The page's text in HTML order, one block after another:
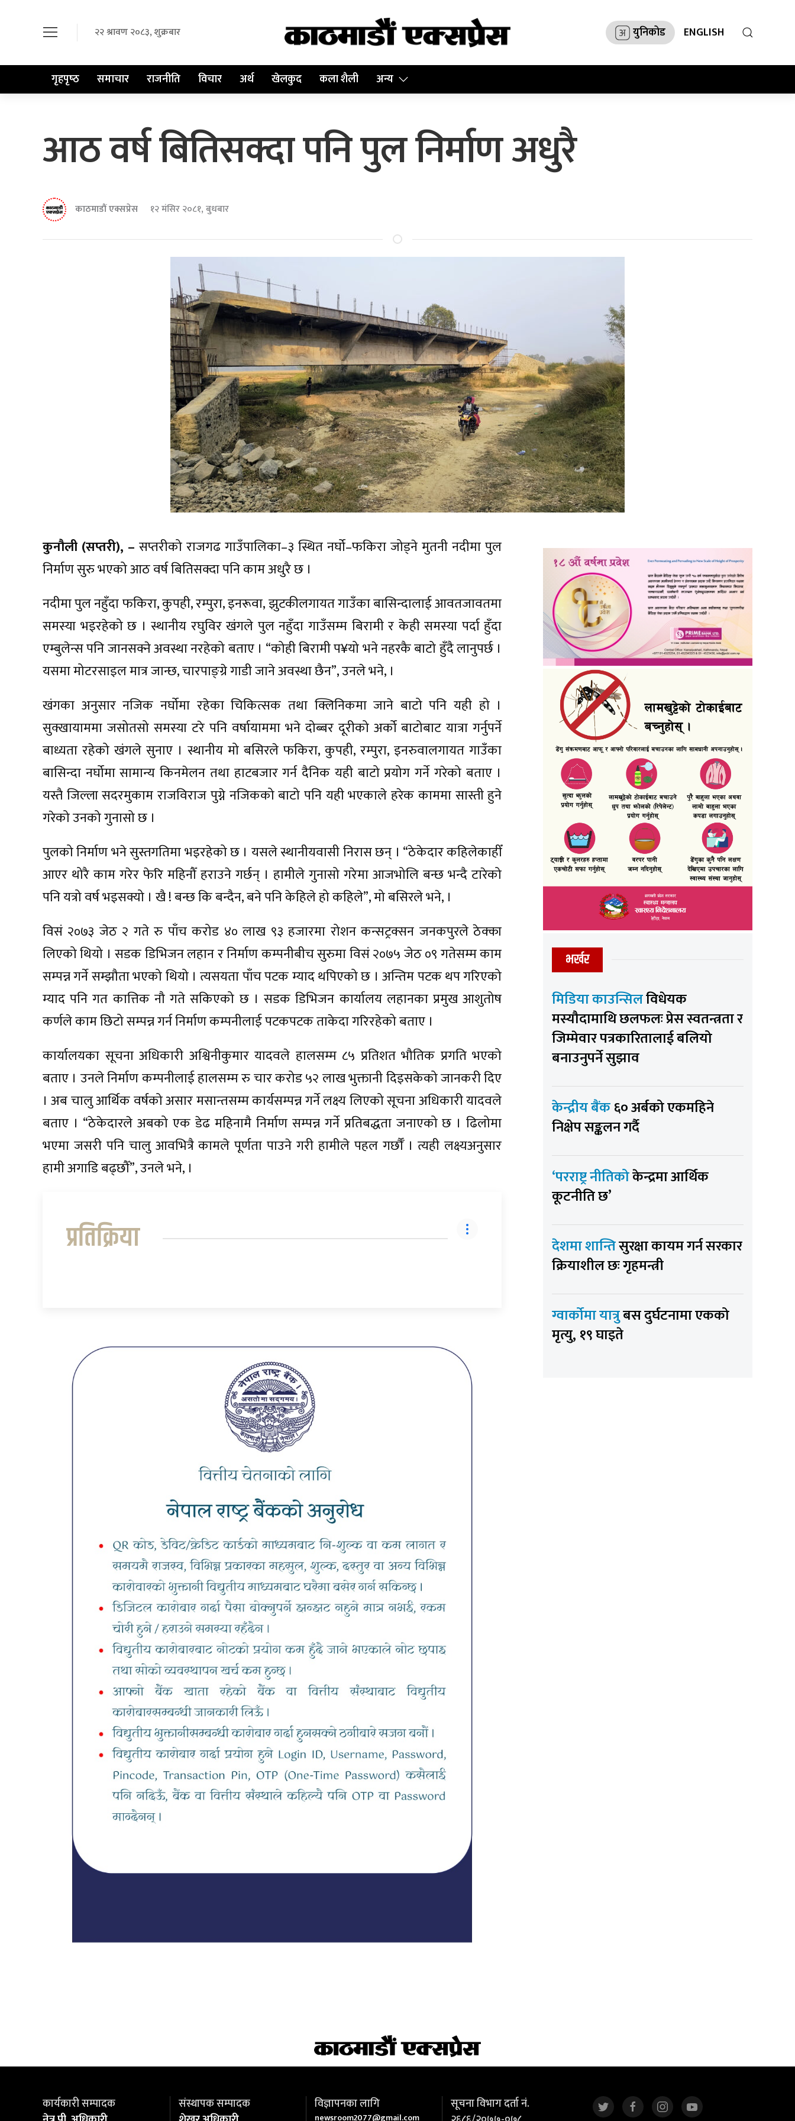
२२ श्रावण २०८३, शुक्रबार युनिकोड ENGLISH
गृहपृष्‍ठ समाचार राजनीति विचार अर्थ खेलकुद कला शैली अन्य
आठ वर्ष बितिसक्दा पनि पुल निर्माण अधुरै
काठमाडौं एक्सप्रेस १२ मंसिर २०८१, बुधबार
कुनौली (सप्तरी), –सप्तरीको राजगढ गाउँपालिका–३ स्थित नर्घो–फकिरा जोड्ने मुतनी नदीमा पुल
निर्माण सुरु भएको आठ वर्ष बितिसक्दा पनि काम अधुरै छ ।
नदीमा पुल नहुँदा फकिरा, कुपही, रम्पुरा, इनरूवा, झुटकीलगायत गाउँका बासिन्दालाई आवतजावतमा
समस्या भइरहेको छ । स्थानीय रघुविर खंगले पुल नहुँदा गाउँसम्म बिरामी र केही समस्या पर्दा हुँदा
एम्बुलेन्स पनि जानसक्ने अवस्था नरहेको बताए । “कोही बिरामी प¥यो भने नहरकै बाटो हुँदै लानुपर्छ ।
यसमा मोटरसाइल मात्र जान्छ, चारपाङ्ग्रे गाडी जाने अवस्था छैन”, उनले भने, ।
खंगका अनुसार नजिक नर्घोमा रहेका चिकित्सक तथा क्लिनिकमा जाने बाटो पनि यही हो ।
सुक्खायाममा जसोतसो समस्या टरे पनि वर्षायाममा भने दोब्बर दूरीको अर्को बाटोबाट यात्रा गर्नुपर्ने
बाध्यता रहेको खंगले सुनाए । स्थानीय मो बसिरले फकिरा, कुपही, रम्पुरा, इनरुवालगायत गाउँका
बासिन्दा नर्घोमा सामान्य किनमेलन तथा हाटबजार गर्न दैनिक यही बाटो प्रयोग गर्ने गरेको बताए ।
यस्तै जिल्ला सदरमुकाम राजविराज पुग्ने नजिकको बाटो पनि यही भएकाले हरेक काममा सास्ती हुने
गरेको उनको गुनासो छ ।
पुलको निर्माण भने सुस्तगतिमा भइरहेको छ । यसले स्थानीयवासी निरास छन् । “ठेकेदार कहिलेकाहीँ
आएर थोरै काम गरेर फेरि महिनौँ हराउने गर्छन् । हामीले गुनासो गरेमा आजभोलि बन्छ भन्दै टारेको
पनि यत्रो वर्ष भइसक्यो । खै ! बन्छ कि बन्दैन, बने पनि केहिले हो कहिले”, मो बसिरले भने, ।
विसं २०७३ जेठ २ गते रु पाँच करोड ४० लाख ९३ हजारमा रोशन कन्सट्रक्सन जनकपुरले ठेक्का
लिएको थियो । सडक डिभिजन लहान र निर्माण कम्पनीबीच सुरुमा विसं २०७५ जेठ ०९ गतेसम्म काम
सम्पन्न गर्ने सम्झौता भएको थियो । त्यसयता पाँच पटक म्याद थपिएको छ । अन्तिम पटक थप गरिएको
म्याद पनि गत कात्तिक नौ गते सकिएको छ । सडक डिभिजन कार्यालय लहानका प्रमुख आशुतोष
कर्णले काम छिटो सम्पन्न गर्न निर्माण कम्पनीलाई पटकपटक ताकेदा गरिरहेको बताए ।
कार्यालयका सूचना अधिकारी अश्विनीकुमार यादवले हालसम्म ८५ प्रतिशत भौतिक प्रगति भएको
बताए । उनले निर्माण कम्पनीलाई हालसम्म रु चार करोड ५२ लाख भुक्तानी दिइसकेको जानकरी दिए
। अब चालु आर्थिक वर्षको असार मसान्तसम्म कार्यसम्पन्न गर्ने लक्ष्य लिएको सूचना अधिकारी यादवले
बताए । “ठेकेदारले अबको एक डेढ महिनामै निर्माण सम्पन्न गर्ने प्रतिबद्धता जनाएको छ । ढिलोमा
भएमा जसरी पनि चालु आवभित्रै कामले पूर्णता पाउने गरी हामीले पहल गर्छौँ । त्यही लक्ष्यअनुसार
हामी अगाडि बढ्छौँ”, उनले भने, ।
प्रतिक्रिया
भर्खर
मिडिया काउन्सिलविधेयक
मस्यौदामाथि छलफलः प्रेस स्वतन्त्रता र
जिम्मेवार पत्रकारितालाई बलियो
बनाउनुपर्ने सुझाव
केन्द्रीय बैंक६० अर्बको एकमहिने
निक्षेप सङ्कलन गर्दै
‘परराष्ट्र नीतिकोकेन्द्रमा आर्थिक
कूटनीति छ’
देशमा शान्तिसुरक्षा कायम गर्न सरकार
क्रियाशील छः गृहमन्त्री
ग्वार्कोमा यात्रुबस दुर्घटनामा एकको
मृत्यु, १९ घाइते
कार्यकारी सम्पादक संस्थापक सम्पादक विज्ञापनका लागि
newsroom2077@gmail.com
सूचना विभाग दर्ता नं.